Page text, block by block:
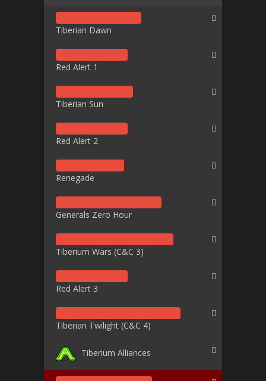
Tiberian Dawn
Red Alert 1
Tiberian Sun
Red Alert 2
Renegade
Generals Zero Hour
Tiberium Wars (C&C 3)
Red Alert 3
Tiberian Twilight (C&C 4)
Tiberium Alliances